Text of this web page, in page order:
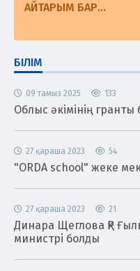
АЙТАРЫМ БАР...
БІЛІМ
09 тамыз 2025 133
Облыс әкімінің гранты
27 қараша 2023 54
"ORDA school" жеке
27 қараша 2023 21
Динара Щеглова ҚР
министрі болды